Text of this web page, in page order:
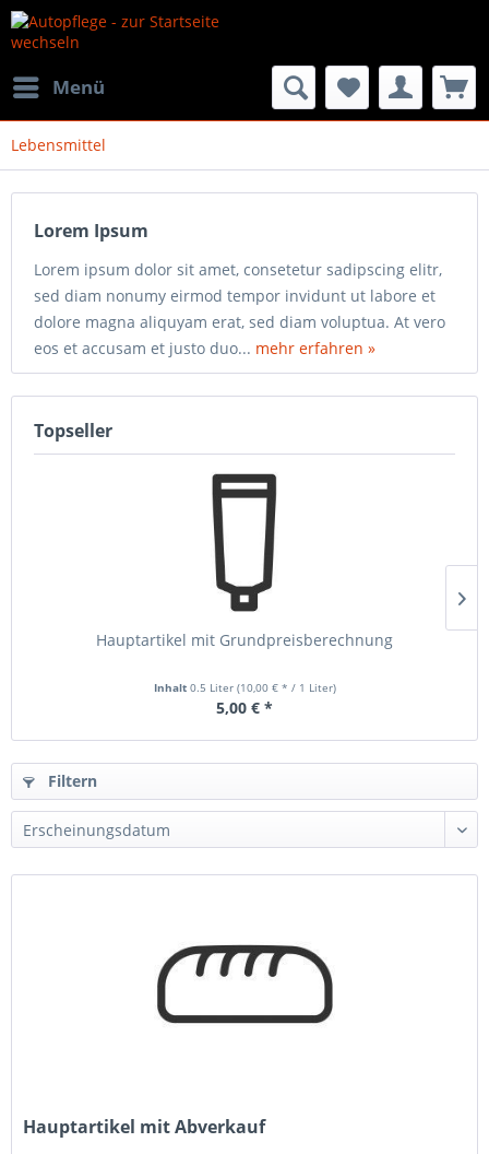
Menü
Lebensmittel
Lorem Ipsum
Lorem ipsum dolor sit amet, consetetur sadipscing elitr,
sed diam nonumy eirmod tempor invidunt ut labore et
dolore magna aliquyam erat, sed diam voluptua. At vero
eos et accusam et justo duo... mehr erfahren »
Topseller
Hauptartikel mit Grundpreisberechnung
Inhalt 0.5 Liter (10,00 € * / 1 Liter)
5,00 € *
Filtern
Hauptartikel mit Abverkauf